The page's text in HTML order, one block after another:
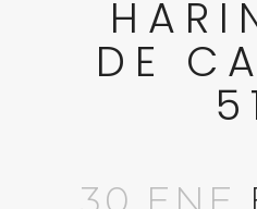
DE